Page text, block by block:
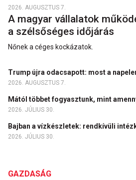
2026. AUGUSZTUS 7.
A magyar vállalatok
a szélsőséges időjárás
Nőnek a céges kockázatok.
Trump újra odacsapott: most a
2026. AUGUSZTUS 7.
Mától többet fogyasztunk, mint
2026. JÚLIUS 30.
Bajban a vízkészletek: rendkívüli
2026. JÚLIUS 30.
GAZDASÁG